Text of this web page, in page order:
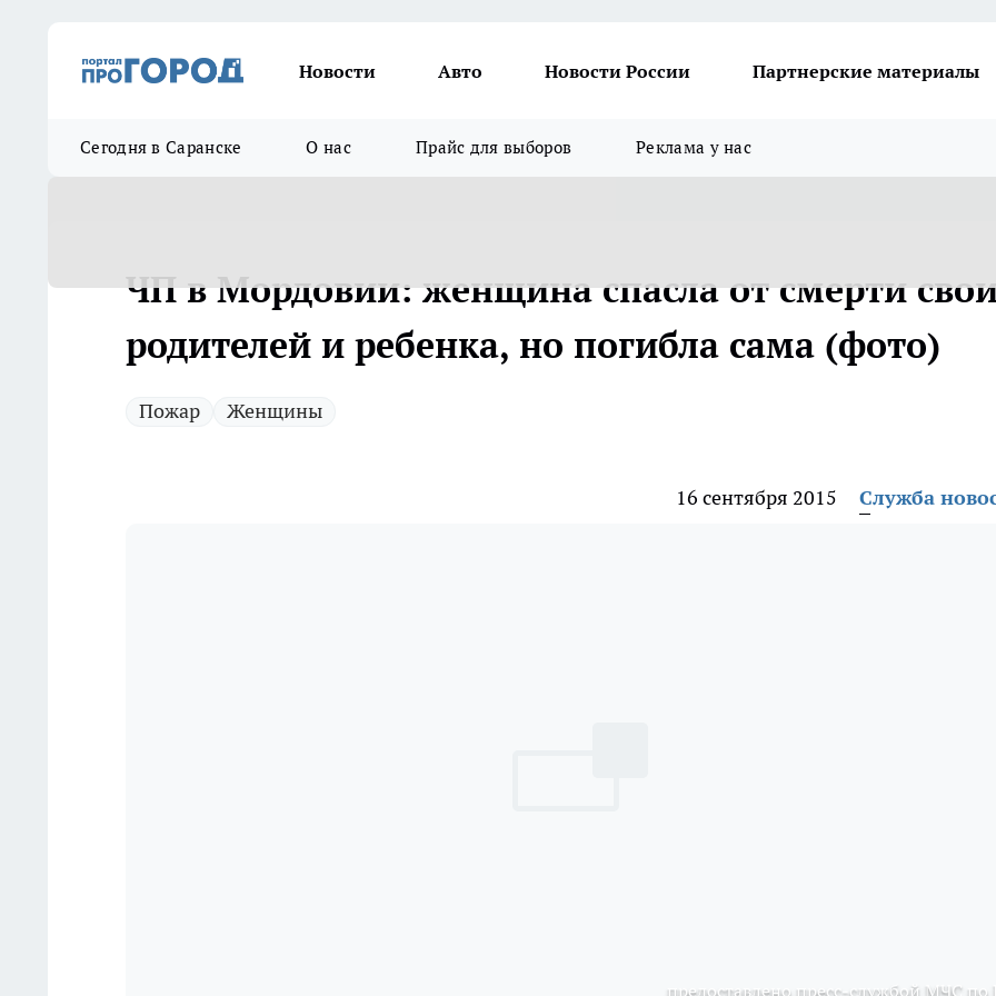
Новости Авто Новости России Партнерские материалы
Сегодня в Саранске О нас Прайс для выборов Реклама у нас
ЧП в Мордовии: женщина спасла от смерти
родителей и ребенка, но погибла сама (фото)
Пожар Женщины
16 сентября 2015 Служба
предоставлено пресс-службой МЧС